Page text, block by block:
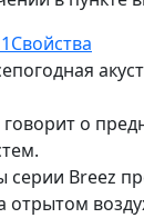
1Свойства
о
серии Breez
отрытом